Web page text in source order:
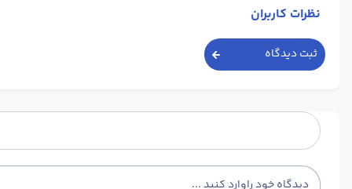
نظرات کاربران
ثبت دیدگاه